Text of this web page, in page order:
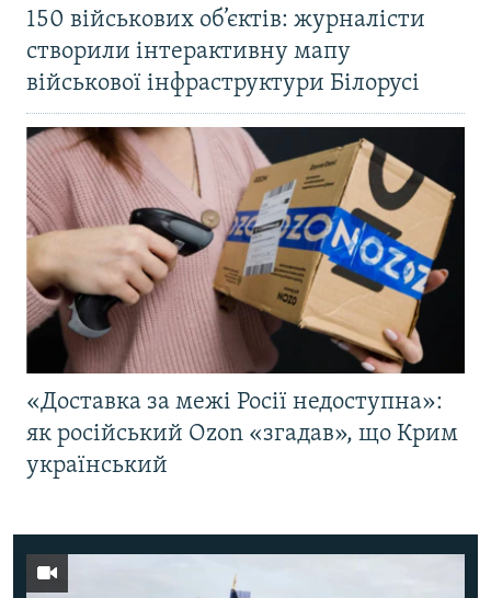
150 військових об’єктів: журналісти
створили інтерактивну мапу
військової інфраструктури Білорусі
«Доставка за межі Росії недоступна»:
як російський Ozon «згадав», що Крим
український